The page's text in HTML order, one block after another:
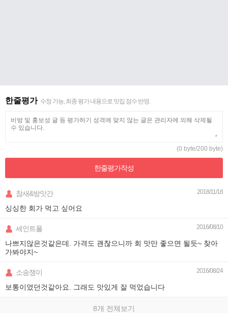
한줄평가 수정 가능, 최종 평가 내용으로 맛집 점수 반영.
(0 byte/200 byte)
한줄평가작성
참새&방앗간 2018/11/18
싱싱한 회가 먹고 싶어요
세인트폴 2016/08/10
나쁘지않은것같은데. 가격도 괜찮으니까 회 맛만 좋으면 될듯~ 찾아
가봐야지~
소송쟁이 2016/08/24
보통이였던것같아요. 그래도 맛있게 잘 먹었습니다
8개 전체보기